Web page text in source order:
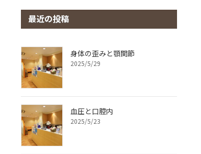
最近の投稿
身体の歪みと顎関節
2025/5/29
血圧と口腔内
2025/5/23